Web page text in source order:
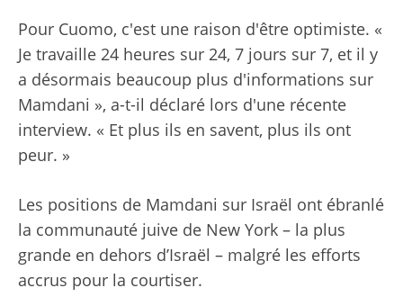
Pour Cuomo, c'est une raison d'être optimiste. «
Je travaille 24 heures sur 24, 7 jours sur 7, et il y
a désormais beaucoup plus d'informations sur
Mamdani », a-t-il déclaré lors d'une récente
interview. « Et plus ils en savent, plus ils ont
peur. »
Les positions de Mamdani sur Israël ont ébranlé
la communauté juive de New York – la plus
grande en dehors d’Israël – malgré les efforts
accrus pour la courtiser.